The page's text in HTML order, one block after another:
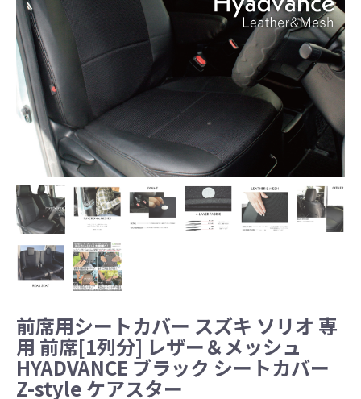
前席用シートカバー スズキ ソリオ 専
用 前席[1列分] レザー＆メッシュ
HYADVANCE ブラック シートカバー
Z-style ケアスター